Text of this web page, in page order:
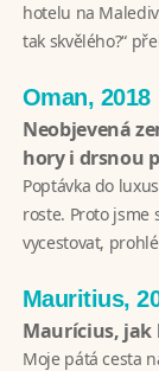
hotelu na
tak skvělého?“
Oman, 2018
Neobjevená
hory i drsnou
Poptávka do
roste. Proto jsme
vycestovat,
Mauritius,
Maurícius, jak
Moje pátá cesta